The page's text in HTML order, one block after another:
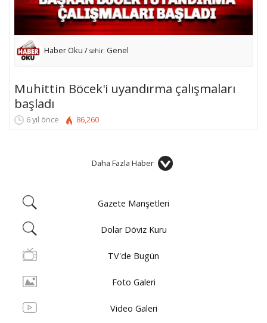
Haber Oku / sehir: Genel
Muhittin Böcek'i uyandırma çalışmaları
başladı
6 yıl önce 86,260
Daha Fazla Haber
Gazete Manşetleri
Dolar Döviz Kuru
TV'de Bugün
Foto Galeri
Video Galeri